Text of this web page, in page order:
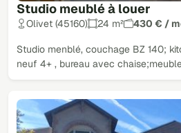
Studio meublé à louer
Olivet (45160) 24 m² 430 € /
Studio menblé, couchage BZ 140;
neuf 4+ , bureau avec